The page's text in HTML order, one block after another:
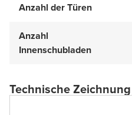
Anzahl der Türen
Anzahl
Innenschubladen
Technische Zeichnung